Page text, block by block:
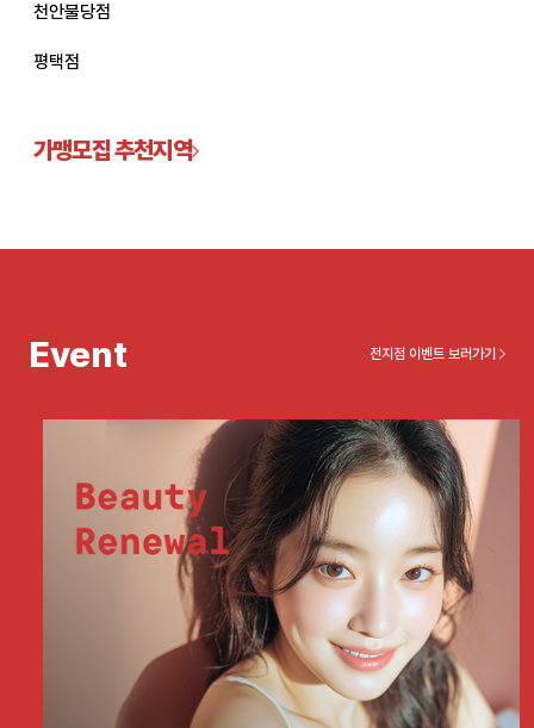
광주첨단점
노원점
분당점
천안불당점
평택점
가맹모집 추천지역
Event 전지점 이벤트 보러가기